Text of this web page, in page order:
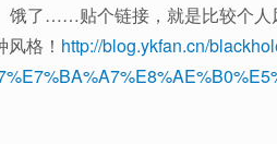
饿了……贴个链接，就是比较个人
格！ http://blog.ykfan.cn/